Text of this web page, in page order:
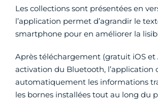
Les collections sont présentées en
l’application permet d’agrandir le
smartphone pour en améliorer la
Après téléchargement (gratuit iOS
activation du Bluetooth, l’application
automatiquement les informations
les bornes installées tout au long du